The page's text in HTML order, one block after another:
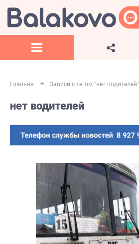
Главная Записи с тегом "нет водителей"
нет водителей